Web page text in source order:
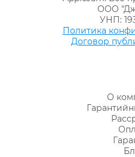
ООО
УНП:
Политика
Договор
О